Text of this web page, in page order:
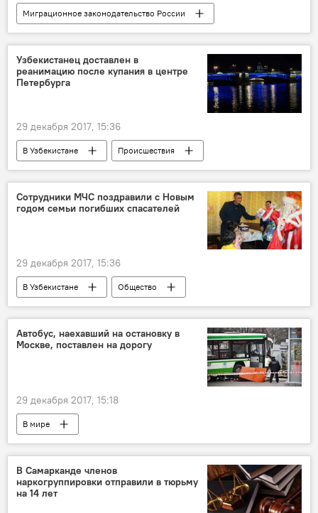
Миграционное законодательство России
Московская область
Мигранты
Узбекистанец доставлен в
реанимацию после купания в центре
Петербурга
29 декабря 2017, 15:36
В Узбекистане
Происшествия
Россия
Узбекистан
Происшествие
Гражданин Узбекистана
реанимация
Сотрудники МЧС поздравили с Новым
годом семьи погибших спасателей
29 декабря 2017, 15:36
В Узбекистане
Общество
Новый год в Узбекистане
Узбекистан
МЧС Узбекистана
Автобус, наехавший на остановку в
Москве, поставлен на дорогу
29 декабря 2017, 15:18
В мире
В Самарканде членов
наркогруппировки отправили в тюрьму
на 14 лет